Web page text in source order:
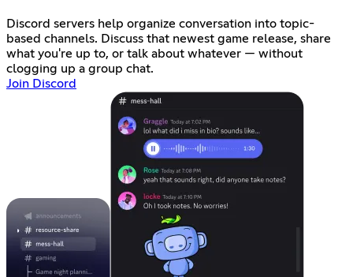
Discord servers help organize conversation into topic-
based channels. Discuss that newest game release, share
what you're up to, or talk about whatever — without
clogging up a group chat.
Join Discord